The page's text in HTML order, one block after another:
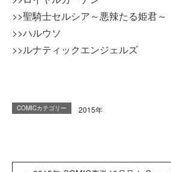
>>聖騎士セルシア～悪辣たる姫君～
>>ハルウソ
>>ルナティックエンジェルズ
COMICカテゴリー 2015年